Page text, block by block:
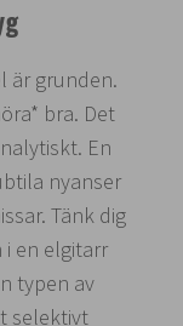
är grunden.
bra. Det
En
nyanser
Tänk dig
en elgitarr
typen av
selektivt